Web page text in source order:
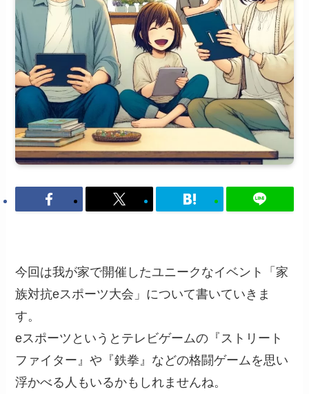
今回は我が家で開催したユニークなイベント「家
族対抗eスポーツ大会」について書いていきま
す。
eスポーツというとテレビゲームの『ストリート
ファイター』や『鉄拳』などの格闘ゲームを思い
浮かべる人もいるかもしれませんね。